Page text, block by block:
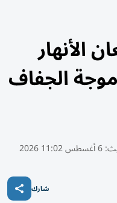
الأنهار
الجفاف
6 أغسطس 11:02 2026
شارك